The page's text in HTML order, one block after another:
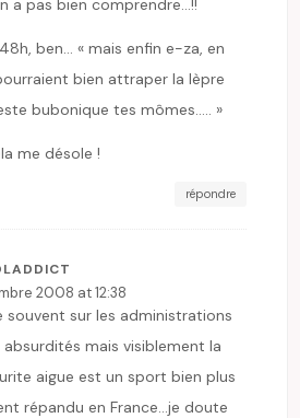
a pas bien comprendre…!!
ben… « mais enfin e-za, en
bien attraper la lèpre
bubonique tes mômes….. »
me désole !
répondre
2008 at 12:38
souvent sur les administrations
absurdités mais visiblement la
aigue est un sport bien plus
répandu en France…je doute